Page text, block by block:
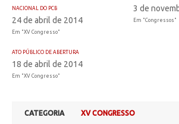
NACIONAL DO PCB
24 de abril de 2014
Em "XV Congresso"
3 de
Em "Congressos"
ATO PÚBLICO DE ABERTURA
18 de abril de 2014
Em "XV Congresso"
CATEGORIA
XV CONGRESSO